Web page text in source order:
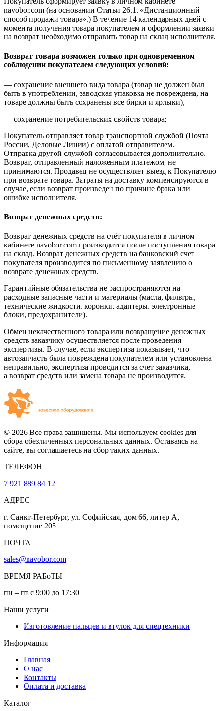
navobor.com (на основании Статьи 26.1. «Дистанционный
способ продажи товара».) В течение 14 календарных дней с
момента получения товара покупателем и оформлении заявки
на возврат необходимо отправить товар на склад исполнителя.
Возврат товара возможен только при одновременном
соблюдении покупателем следующих условий:
— сохранение внешнего вида товара (товар не должен был
быть в употреблении, заводская упаковка не повреждена, на
товаре должны быть сохранены все бирки и ярлыки),
— сохранение потребительских свойств товара;
Покупатель отправляет товар транспортной службой (Почта
России, Деловые Линии) с оплатой отправителем.
Отправка другой службой согласовывается дополнительно.
Возврат, отправленный наложенным платежом, не
принимаются. Продавец не осуществляет выезд к Покупателю
при возврате товара. Затраты на доставку компенсируются в
случае, если возврат произведен по причине брака или
ошибке исполнителя.
Возврат денежных средств:
Возврат денежных средств на счёт покупателя в личном
кабинете navobor.com производится после поступления товара
на склад. Возврат денежных средств на банковский счет
покупателя производится по письменному заявлению о
возврате денежных средств.
Гарантийные обязательства не распространяются на
расходные запасные части и материалы (масла, фильтры,
технические жидкости, коронки, адаптеры, электронные
блоки, предохранители).
Обмен некачественного товара или возвращение денежных
средств заказчику осуществляется после проведения
экспертизы. В случае, если экспертиза показывает, что
автозапчасть была повреждена покупателем или установлена
неправильно, экспертиза проводится за счет заказчика,
а возврат средств или замена товара не производится.
© 2026 Все права защищены. Мы используем cookies для
сбора обезличенных персональных данных. Оставаясь на
сайте, вы соглашаетесь на сбор таких данных.
ТЕЛЕФОН
7 921 889 84 12
АДРЕС
г. Санкт-Петербург, ул. Софийская, дом 66, литер А,
помещение 205
ПОЧТА
sales@navobor.com
ВРЕМЯ РАБоТЫ
пн – пт с 9:00 до 17:30
Наши услуги
Изготовление пальцев и втулок для спецтехники
Информация
Главная
О нас
Контакты
Оплата и доставка
Каталог